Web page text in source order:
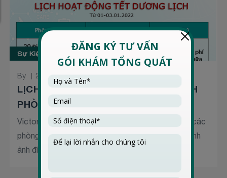
Sự Kiện
By 27 Tháng 12 2021
LỊCH HOẠT ĐỘNG TẾT DƯƠNG LỊCH
PHÒNG KHÁM VICTORIA...
Victoria Healthcare xin thông báo lịch hoạt động các
phòng khám trong dịp lễ Tết Dương Lịch 2022 (hình
ảnh đính...